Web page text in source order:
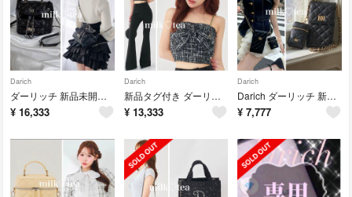
Darich
ダーリッチ 新品未開封タグ付き キルティングビジューミニリュック ブラック 黒
¥ 16,333
Darich
新品タグ付き ダーリッチ ビッグリボンツイード2wayトップス ブラック
¥ 13,333
Darich
Darich ダーリッチ 新品未開封 フォン＆リップケース ノベルティ
¥ 7,777